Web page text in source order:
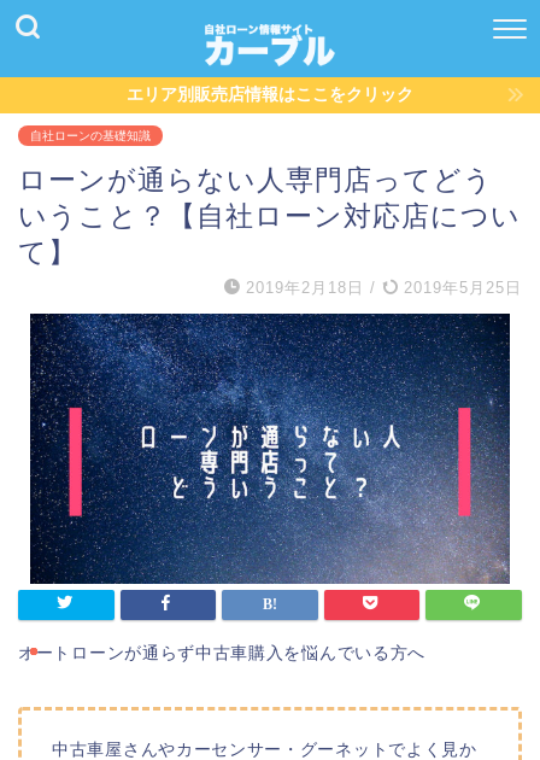
エリア別販売店情報はここをクリック
自社ローンの基礎知識
ローンが通らない人専門店ってどう
いうこと？【自社ローン対応店につい
て】
2019年2月18日 / 2019年5月25日
オートローンが通らず中古車購入を悩んでいる方へ
中古車屋さんやカーセンサー・グーネットでよく見か